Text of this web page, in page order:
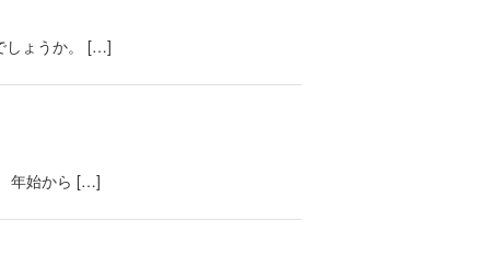
しょうか。 […]
年始から […]